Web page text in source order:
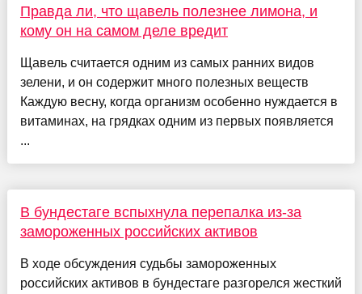
Правда ли, что щавель полезнее лимона, и
кому он на самом деле вредит
Щавель считается одним из самых ранних видов
зелени, и он содержит много полезных веществ
Каждую весну, когда организм особенно нуждается в
витаминах, на грядках одним из первых появляется
...
В бундестаге вспыхнула перепалка из-за
замороженных российских активов
В ходе обсуждения судьбы замороженных
российских активов в бундестаге разгорелся жесткий